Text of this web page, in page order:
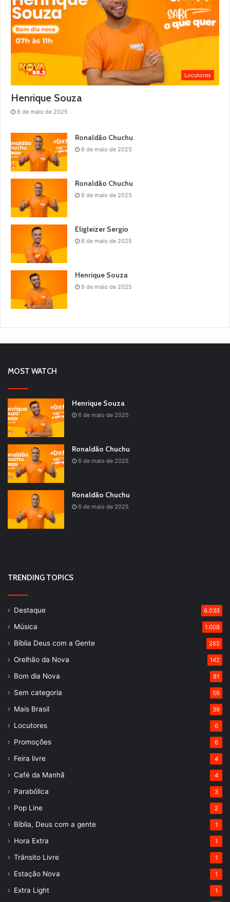
Locutores
Henrique Souza
6 de maio de 2025
Ronaldão Chuchu
6 de maio de 2025
Ronaldão Chuchu
6 de maio de 2025
Eligleizer Sergio
6 de maio de 2025
Henrique Souza
6 de maio de 2025
MOST WATCH
Henrique Souza
6 de maio de 2025
Ronaldão Chuchu
6 de maio de 2025
Ronaldão Chuchu
6 de maio de 2025
TRENDING TOPICS
Destaque 6.038
Música 1.008
Bíblia Deus com a Gente 285
Orelhão da Nova 142
Bom dia Nova 81
Sem categoria 56
Mais Brasil 39
Locutores 6
Promoções 6
Feira livre 4
Café da Manhã 4
Parabólica 3
Pop Line 2
Bíblia, Deus com a gente 1
Hora Extra 1
Trânsito Livre 1
Estação Nova 1
Extra Light 1